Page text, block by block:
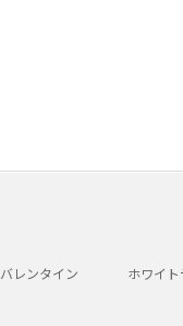
バレンタイン ホワイ